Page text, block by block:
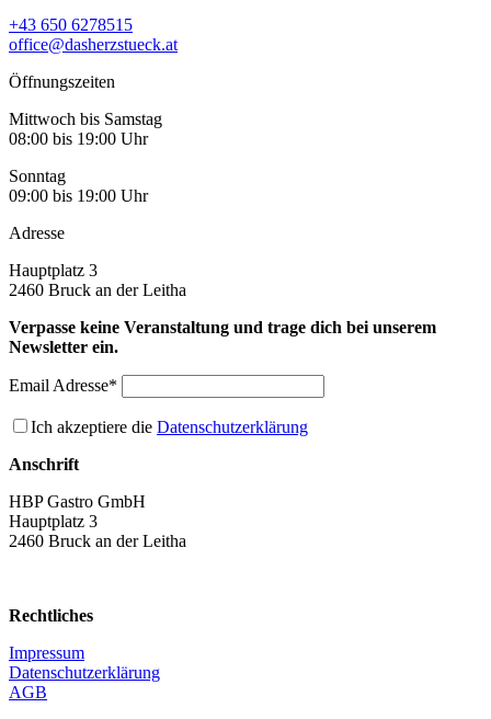
+43 650 6278515
office@dasherzstueck.at
Öffnungszeiten
Mittwoch bis Samstag
08:00 bis 19:00 Uhr
Sonntag
09:00 bis 19:00 Uhr
Adresse
Hauptplatz 3
2460 Bruck an der Leitha
Verpasse keine Veranstaltung und trage dich bei unserem
Newsletter ein.
Email Adresse*
Ich akzeptiere die Datenschutzerklärung
Anschrift
HBP Gastro GmbH
Hauptplatz 3
2460 Bruck an der Leitha
Rechtliches
Impressum
Datenschutzerklärung
AGB